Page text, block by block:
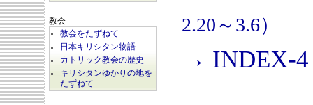
教会
教会をたずねて
日本キリシタン物語
カトリック教会の歴史
キリシタンゆかりの地を
たずねて
2.20～3.6）
→ INDEX-4